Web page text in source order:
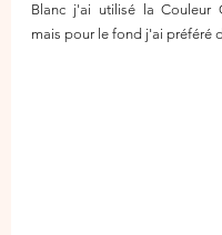
Blanc j'ai utilisé la Couleur
mais pour le fond j'ai préféré